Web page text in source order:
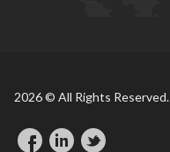
2026 © All Rights Reserved.